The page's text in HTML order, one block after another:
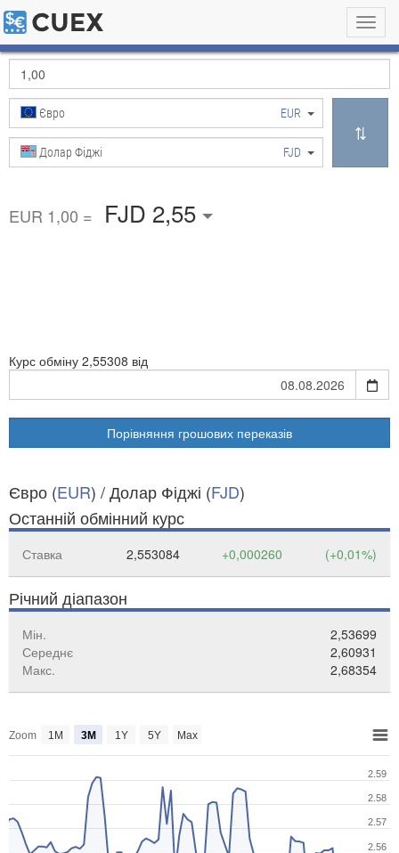
Євро EUR
Долар Фіджі FJD
EUR 1,00 = FJD 2,55
Курс обміну 2,55308 від
Порівняння грошових переказів
Євро (EUR) / Долар Фіджі (FJD)
Останній обмінний курс
Ставка 2,553084 +0,000260 (+0,01%)
Річний діапазон
Мін.
2,53699
Середнє
2,60931
Макс.
2,68354
Zoom 1M 3M 1Y 5Y Max
2.56
2.57
2.58
2.59